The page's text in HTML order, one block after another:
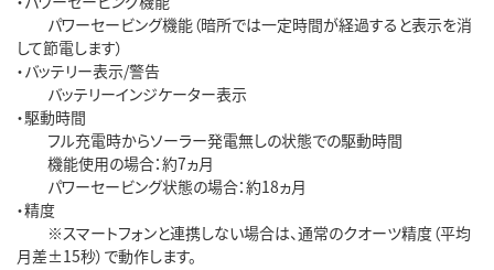
パワーセービング機能（暗所では一定時間が経過すると表示を消
して節電します）
・バッテリー表示/警告
バッテリーインジケーター表示
・駆動時間
フル充電時からソーラー発電無しの状態での駆動時間
機能使用の場合：約7ヵ月
パワーセービング状態の場合：約18ヵ月
・精度
※スマートフォンと連携しない場合は、通常のクオーツ精度（平均
月差±15秒）で動作します。